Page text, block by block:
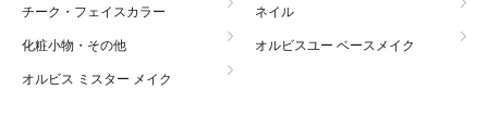
チーク・フェイスカラー
ネイル
化粧小物・その他
オルビスユー ベースメイク
オルビス ミスター メイク